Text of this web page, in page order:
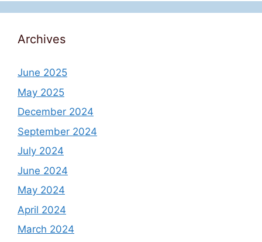
Archives
June 2025
May 2025
December 2024
September 2024
July 2024
June 2024
May 2024
April 2024
March 2024